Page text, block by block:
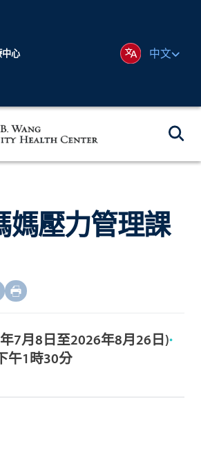
中心 中文
媽壓力管理課
7⽉8⽇⾄2026年8⽉26⽇)
午1時30分